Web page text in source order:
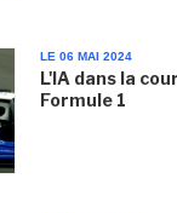
LE 06 MAI 2024
L'IA dans la
Formule 1